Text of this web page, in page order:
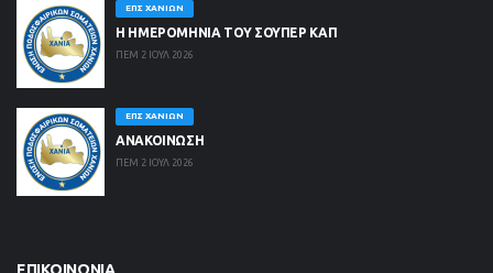
ΕΠΣ ΧΑΝΊΩΝ
Η ΗΜΕΡΟΜΗΝΙΑ ΤΟΥ ΣΟΥΠΕΡ ΚΑΠ
ΠΕΜ 2 ΙΟΥΛ 2026
ΕΠΣ ΧΑΝΊΩΝ
ΑΝΑΚΟΙΝΩΣΗ
ΠΕΜ 2 ΙΟΥΛ 2026